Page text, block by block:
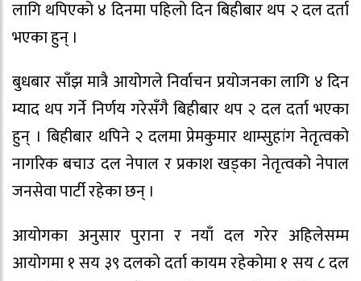
लागि थपिएको ४ दिनमा पहिलो दिन बिहीबार थप २ दल दर्ता
भएका हुन् ।
बुधबार साँझ मात्रै आयोगले निर्वाचन प्रयोजनका लागि ४ दिन
म्याद थप गर्ने निर्णय गरेसँगै बिहीबार थप २ दल दर्ता भएका
हुन् । बिहीबार थपिने २ दलमा प्रेमकुमार थाम्सुहांग नेतृत्वको
नागरिक बचाउ दल नेपाल र प्रकाश खड्का नेतृत्वको नेपाल
जनसेवा पार्टी रहेका छन् ।
आयोगका अनुसार पुराना र नयाँ दल गरेर अहिलेसम्म
आयोगमा १ सय ३९ दलको दर्ता कायम रहेकोमा १ सय ८ दल